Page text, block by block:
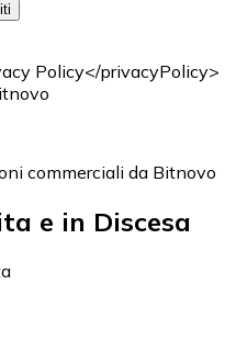
Policy</privacyPolicy>
commerciali da Bitnovo
e in Discesa